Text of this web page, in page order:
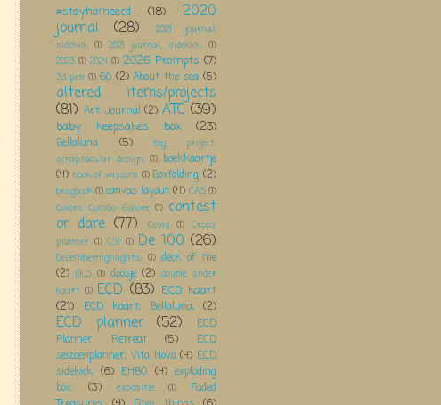
#stayhomeecd (18) 2020
journal (28)
2021 journal;
sidekick (1) 2021 journal; sidekick; (1)
2023 (1) 2024 (1) 2026 Prompts (7)
3d pen (1) 60 (2) About the sea (5)
altered items/projects
(81) Art Journal (2) ATC (39)
baby keepsakes box (23)
Bellaluna (5)
big project;
scraptacular design; (1) boekkaartje
(4) book of wisdom (1) Boxfolding (2)
bragbook(1)canvas layout (4) CAS(1)
Colors Combo Galore (1) contest
or dare (77) Covid (1) Crops
planner (1) CSI (1) De 100 (26)
DecemberHighlights; (1) deck of me
(2) DLS (1) doosje (2) double slider
kaart (1) ECD (83) ECD kaart
(21)
ECD kaart; Bellaluna; (2)
ECD planner (52)
ECD
Planner Retreat
(5)
ECD
seizoenplanner; Vita Nova (4) ECD
sidekick (6) EHBO (4) exploding
box;
(3) expositie (1)
Faded